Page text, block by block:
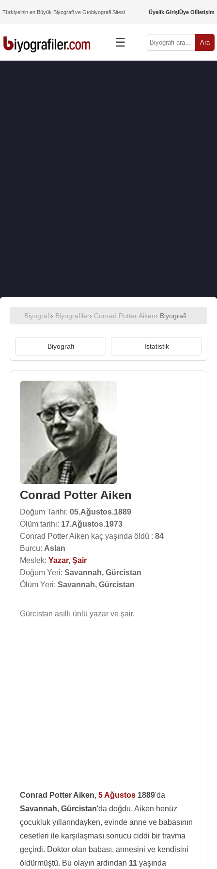
Türkiye’nin en Büyük Biyografi ve Otobiyografi Sitesi Üyelik GirişiÜye Olİletişim
☰ Ara
Biyografi› Biyografiler› Conrad Potter Aiken› Biyografi
Biyografi İstatistik
Conrad Potter Aiken
Doğum Tarihi: 05.Ağustos.1889
Ölüm tarihi: 17.Ağustos.1973
Conrad Potter Aiken kaç yaşında öldü : 84
Burcu: Aslan
Meslek: Yazar, Şair
Doğum Yeri: Savannah, Gürcistan
Ölüm Yeri: Savannah, Gürcistan
Gürcistan asıllı ünlü yazar ve şair.
Conrad Potter Aiken, 5 Ağustos 1889'da
Savannah, Gürcistan'da doğdu. Aiken henüz
çocukluk yıllarındayken, evinde anne ve babasının
cesetleri ile karşılaşması sonucu ciddi bir travma
geçirdi. Doktor olan babası, annesini ve kendisini
öldürmüştü. Bu olayın ardından 11 yaşında